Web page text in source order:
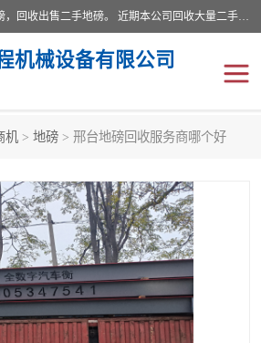
本公司常年出售回收二手地磅，回收出售二手地磅。 近期本公司回收大量二手地磅，型号齐全，宽度从2米到3.5米，长度5米到25米，承重吨位从10到200吨，成色7—9成新。 ? 使用年限6个月至2年，产品来源于个人闲置品，工矿企业停用品，因小换大而来。 精准度和新的一样， 二手地磅是内行人的选择，打个电话就省钱朋友您好等什么
机械设备有限公司
机 > 地磅 > 邢台地磅回收服务商哪个好
废纸打包机
食品烘干机
输送机
全自动输送机